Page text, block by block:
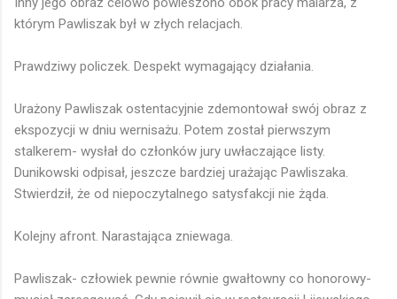
którym Pawliszak był w złych relacjach.
Prawdziwy policzek. Despekt wymagający działania.
Urażony Pawliszak ostentacyjnie zdemontował swój obraz z
ekspozycji w dniu wernisażu. Potem został pierwszym
stalkerem- wysłał do członków jury uwłaczające listy.
Dunikowski odpisał, jeszcze bardziej urażając Pawliszaka.
Stwierdził, że od niepoczytalnego satysfakcji nie żąda.
Kolejny afront. Narastająca zniewaga.
Pawliszak- człowiek pewnie równie gwałtowny co honorowy-